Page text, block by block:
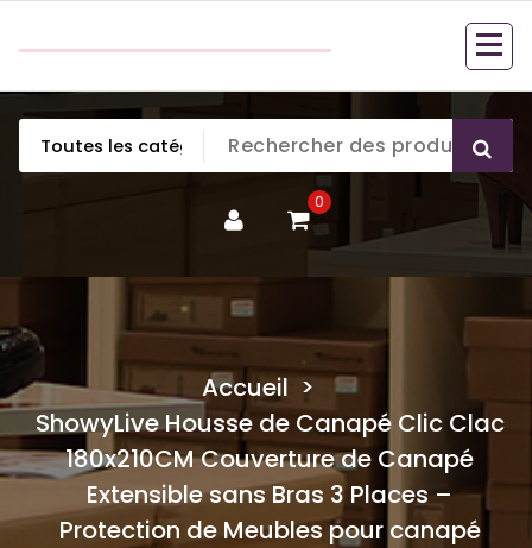
0
Accueil >
ShowyLive Housse de Canapé Clic Clac
180x210CM Couverture de Canapé
Extensible sans Bras 3 Places –
Protection de Meubles pour canapé